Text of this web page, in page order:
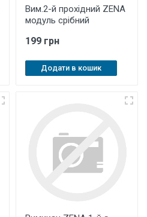
Вим.2-й прохідний ZENA
модуль срібний
199 грн
Додати в кошик